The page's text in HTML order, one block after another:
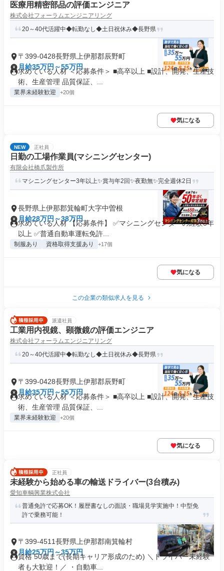
医療用精密部品の評価エンジニア
株式会社フォーラムエンジニアリング
20～40代活躍中◆転勤なし◆土日祝休み◆長野県
〒399-0428長野県上伊那郡辰野町
月給35万円～55万円
求めている人材 ＜応募条件＞ ■高卒以上 ■設計、開発、生産技
術、生産管理 品質保証、...
業界未経験歓迎 +20個
気になる
NEW 正社員
日勤の工場作業員(マシニングセンター)
有限会社橋爪製作所
マシニングセンター3年以上✨賞与年2回✨夜勤無✨完全週休2日
長野県上伊那郡箕輪町大字中曽根
月給28万円～38万円
求めている人材 【応募条件】 ✅マシニングセンターの経験3年
以上 ✅普通自動車運転免許...
制服あり 資格取得支援あり +17個
気になる
この企業の類似求人を見る
派遣社員
工業用内視鏡、顕微鏡の評価エンジニア
株式会社フォーラムエンジニアリング
20～40代活躍中◆転勤なし◆土日祝休み◆長野県
〒399-0428長野県上伊那郡辰野町
月給35万円～55万円
求めている人材 ＜応募条件＞ ■高卒以上 ■設計、開発、生産技
術、生産管理 品質保証、...
業界未経験歓迎 +20個
気になる
正社員
未経験から始める車の輸送ドライバー(3台積み)
愛知車輌興業株式会社
普通免許で応募OK！履歴書なしの面談・職場見学実施中！中型免
許で乗務可能！
〒399-4511長野県上伊那郡南箕輪村
月給25万円～35万円
資格 50歳まで(長期キャリア形成のため) ＼ドライバー未経験
者も大歓迎！／ ・自動車...